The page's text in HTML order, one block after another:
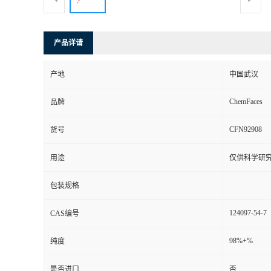
产品详请
产地 中国武汉
品牌 ChemFaces
货号 CFN92908
用途 仅供科学研
包装规格
CAS编号 124097-54-7
纯度 98%+%
是否进口 否